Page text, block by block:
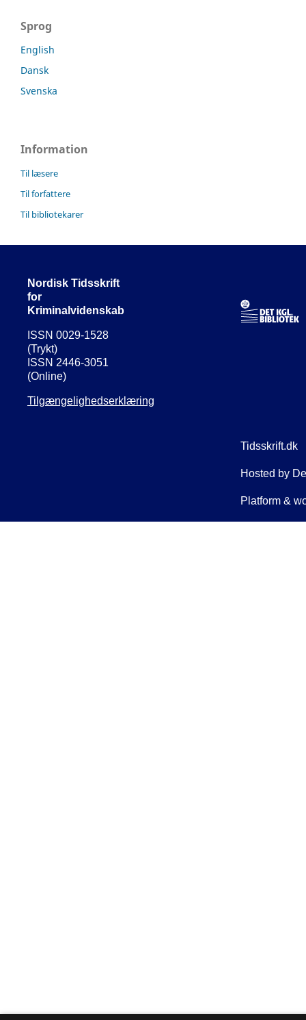
Sprog
English
Dansk
Svenska
Information
Til læsere
Til forfattere
Til bibliotekarer
Nordisk Tidsskrift
for
Kriminalvidenskab
ISSN 0029-1528
(Trykt)
ISSN 2446-3051
(Online)
Tilgængelighedserklæring